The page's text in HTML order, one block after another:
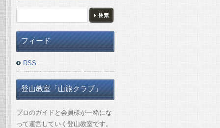
フィード
RSS
登山教室「山旅クラブ」
プロのガイドと会員様が一緒にな
って運営していく登山教室です。